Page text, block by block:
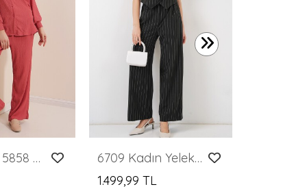
Merterium 5858 Örme İkili Takım - Gül Kurusu
6709 Kadın Yelek Pantolon İkili Takım - D. Siyah
1.499,99 TL